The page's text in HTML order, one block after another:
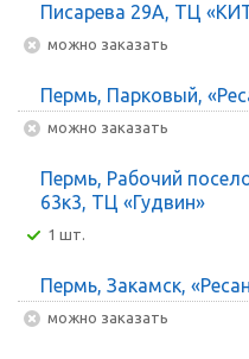
Писарева 29А, ТЦ
Можно заказать
Пермь, Парковый,
Можно заказать
Пермь, Рабочий
63к3, ТЦ «Гудвин»
1 шт.
Пермь, Закамск,
Можно заказать